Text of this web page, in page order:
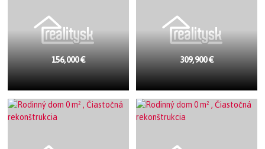
156,000 € 309,900 €